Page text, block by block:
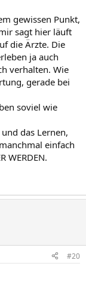
gewissen Punkt,
sagt hier läuft
die Ärzte. Die
ja auch
verhalten. Wie
gerade bei
soviel wie
das Lernen,
einfach
WERDEN.
#20